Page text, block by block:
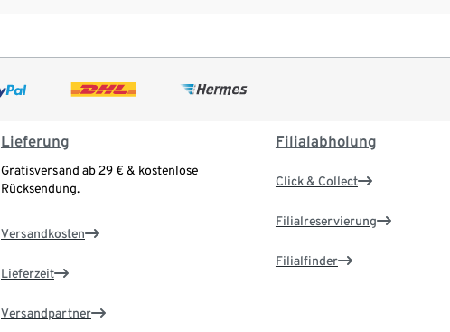
Lieferung
Gratisversand ab 29 € & kostenlose
Rücksendung.
Versandkosten
Lieferzeit
Versandpartner
Filialabholung
Click & Collect
Filialreservierung
Filialfinder